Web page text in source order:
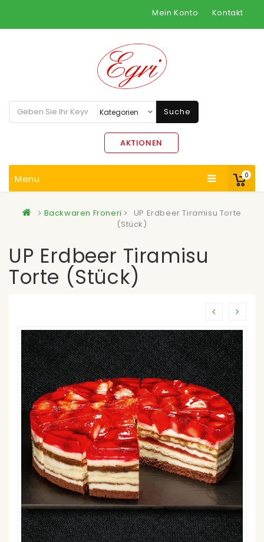
Mein Konto Kontakt
0
Suche
AKTIONEN
Menu
Backwaren Froneri
UP Erdbeer Tiramisu Torte
(Stück)
UP Erdbeer Tiramisu
Torte (Stück)